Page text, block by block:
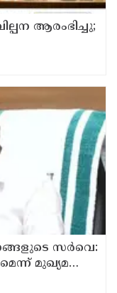
ആരംഭിച്ചു;
സർവെ:
മുഖ്യമന്ത്രി